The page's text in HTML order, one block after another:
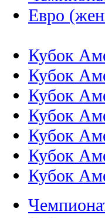
Евро
Кубок
Кубок
Кубок
Кубок
Кубок
Кубок
Кубок